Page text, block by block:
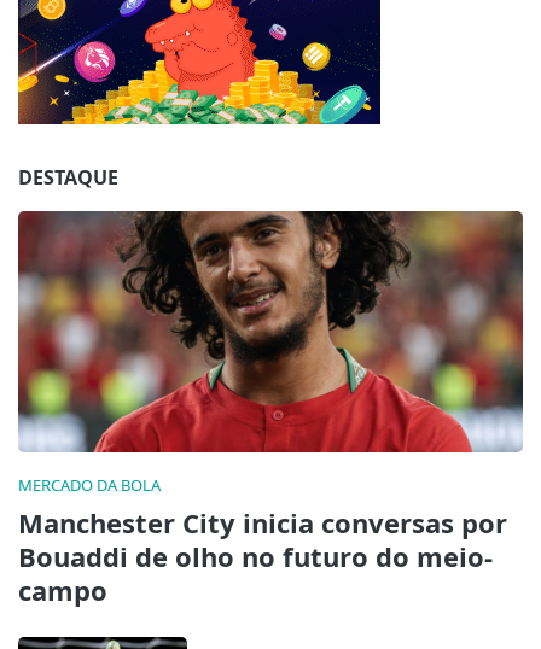
Jogue com responsabilidade. 18+
DESTAQUE
MERCADO DA BOLA
Manchester City inicia conversas por
Bouaddi de olho no futuro do meio-
campo